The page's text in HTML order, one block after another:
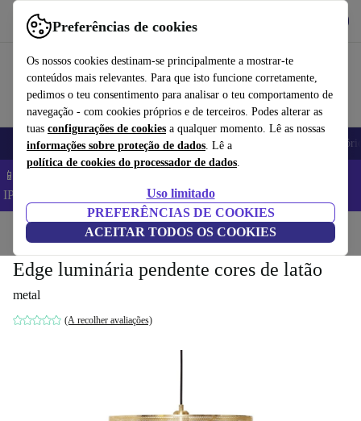
Preferências de cookies
Os nossos cookies destinam-se principalmente a mostrar-te
conteúdos mais relevantes. Para que isto funcione corretamente,
pedimos o teu consentimento para analisar o teu comportamento de
navegação - com cookies próprios e de terceiros. Podes alterar as
tuas configurações de cookies a qualquer momento. Lê as nossas
informações sobre proteção de dados. Lê a
política de cookies do processador de dados.
Uso limitado
PREFERÊNCIAS DE COOKIES
ACEITAR TODOS OS COOKIES
Use o refurbed de forma rápida e fácil
Telemóveis Computadores Portáteis Tablets
📱 Poupa 5% EXTRA em todos os iPhones – Código:
IPHONEDEAL –
Início Casa Móveis
Edge luminária pendente cores de latão
metal
(A recolher avaliações)